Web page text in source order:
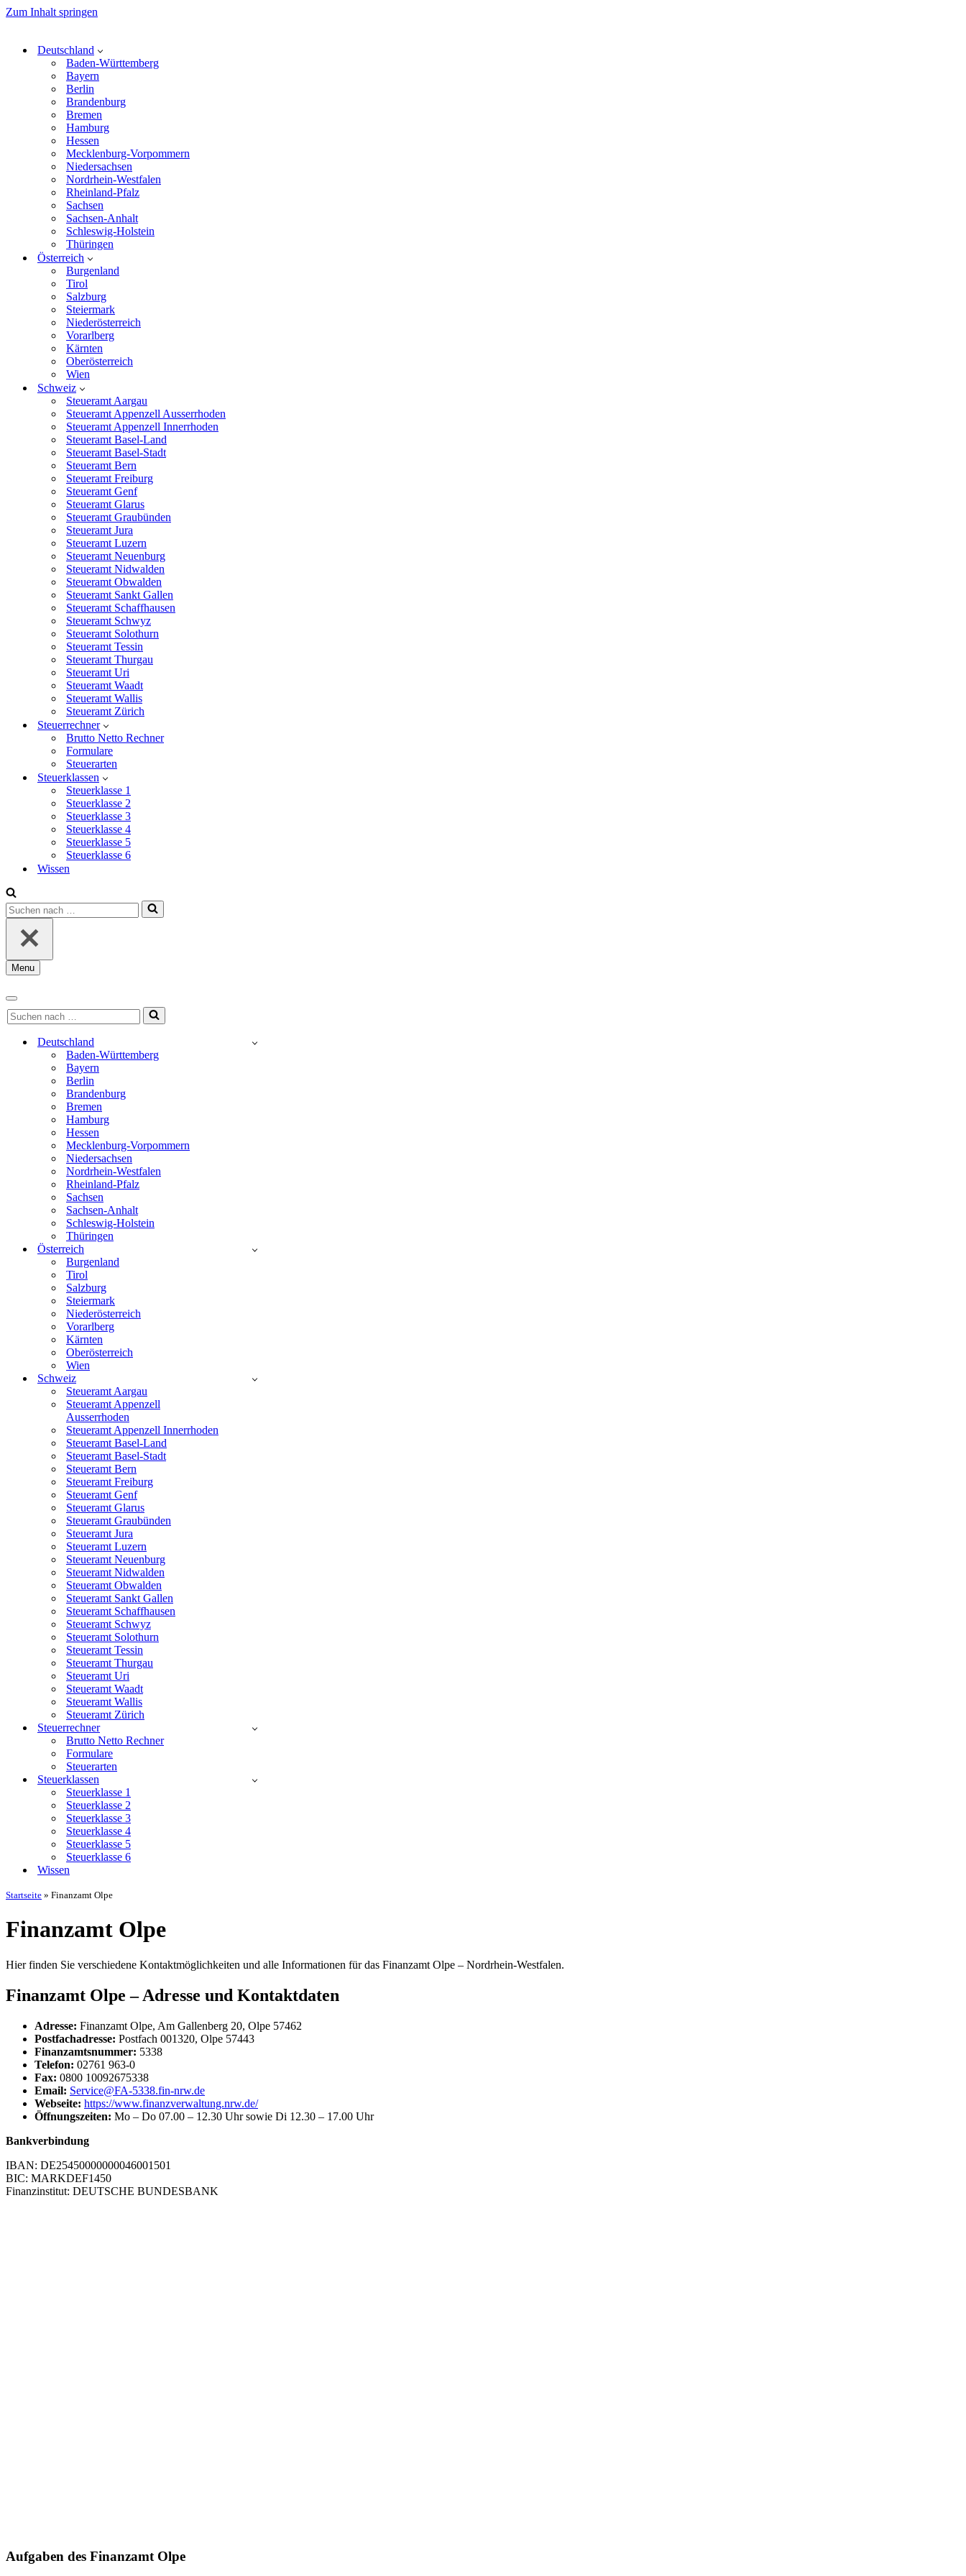
Zum Inhalt springen
Deutschland
Baden-Württemberg
Bayern
Berlin
Brandenburg
Bremen
Hamburg
Hessen
Mecklenburg-Vorpommern
Niedersachsen
Nordrhein-Westfalen
Rheinland-Pfalz
Sachsen
Sachsen-Anhalt
Schleswig-Holstein
Thüringen
Österreich
Burgenland
Tirol
Salzburg
Steiermark
Niederösterreich
Vorarlberg
Kärnten
Oberösterreich
Wien
Schweiz
Steueramt Aargau
Steueramt Appenzell Ausserrhoden
Steueramt Appenzell Innerrhoden
Steueramt Basel-Land
Steueramt Basel-Stadt
Steueramt Bern
Steueramt Freiburg
Steueramt Genf
Steueramt Glarus
Steueramt Graubünden
Steueramt Jura
Steueramt Luzern
Steueramt Neuenburg
Steueramt Nidwalden
Steueramt Obwalden
Steueramt Sankt Gallen
Steueramt Schaffhausen
Steueramt Schwyz
Steueramt Solothurn
Steueramt Tessin
Steueramt Thurgau
Steueramt Uri
Steueramt Waadt
Steueramt Wallis
Steueramt Zürich
Steuerrechner
Brutto Netto Rechner
Formulare
Steuerarten
Steuerklassen
Steuerklasse 1
Steuerklasse 2
Steuerklasse 3
Steuerklasse 4
Steuerklasse 5
Steuerklasse 6
Wissen
Suchen
nach …
Menu
Navigationsmenü
Navigationsmenü
Suchen
nach …
Deutschland
Baden-Württemberg
Bayern
Berlin
Brandenburg
Bremen
Hamburg
Hessen
Mecklenburg-Vorpommern
Niedersachsen
Nordrhein-Westfalen
Rheinland-Pfalz
Sachsen
Sachsen-Anhalt
Schleswig-Holstein
Thüringen
Österreich
Burgenland
Tirol
Salzburg
Steiermark
Niederösterreich
Vorarlberg
Kärnten
Oberösterreich
Wien
Schweiz
Steueramt Aargau
Steueramt Appenzell
Ausserrhoden
Steueramt Appenzell Innerrhoden
Steueramt Basel-Land
Steueramt Basel-Stadt
Steueramt Bern
Steueramt Freiburg
Steueramt Genf
Steueramt Glarus
Steueramt Graubünden
Steueramt Jura
Steueramt Luzern
Steueramt Neuenburg
Steueramt Nidwalden
Steueramt Obwalden
Steueramt Sankt Gallen
Steueramt Schaffhausen
Steueramt Schwyz
Steueramt Solothurn
Steueramt Tessin
Steueramt Thurgau
Steueramt Uri
Steueramt Waadt
Steueramt Wallis
Steueramt Zürich
Steuerrechner
Brutto Netto Rechner
Formulare
Steuerarten
Steuerklassen
Steuerklasse 1
Steuerklasse 2
Steuerklasse 3
Steuerklasse 4
Steuerklasse 5
Steuerklasse 6
Wissen
Startseite » Finanzamt Olpe
Finanzamt Olpe
Hier finden Sie verschiedene Kontaktmöglichkeiten und alle Informationen für das Finanzamt Olpe – Nordrhein-Westfalen.
Finanzamt Olpe – Adresse und Kontaktdaten
Adresse: Finanzamt Olpe, Am Gallenberg 20, Olpe 57462
Postfachadresse: Postfach 001320, Olpe 57443
Finanzamtsnummer: 5338
Telefon: 02761 963-0
Fax: 0800 10092675338
Email: Service@FA-5338.fin-nrw.de
Webseite: https://www.finanzverwaltung.nrw.de/
Öffnungszeiten: Mo – Do 07.00 – 12.30 Uhr sowie Di 12.30 – 17.00 Uhr
Bankverbindung
IBAN: DE25450000000046001501
BIC: MARKDEF1450
Finanzinstitut: DEUTSCHE BUNDESBANK
Aufgaben des Finanzamt Olpe